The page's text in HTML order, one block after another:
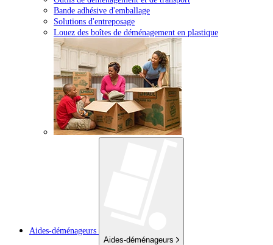
Bande adhésive d'emballage
Solutions d'entreposage
Louez des boîtes de déménagement en plastique
Aides-déménageurs
Aides-déménageurs